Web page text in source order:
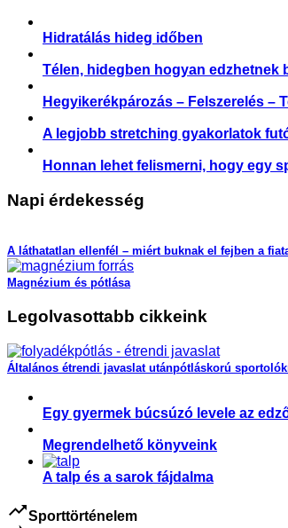
Hidratálás hideg időben
Télen, hidegben hogyan edzhetnek
Hegyikerékpározás – Felszerelés –
A legjobb stretching gyakorlatok
Honnan lehet felismerni, hogy egy
Napi érdekesség
A láthatatlan ellenfél – miért buknak el fejben a
Magnézium és pótlása
Legolvasottabb cikkeink
Általános étrendi javaslat utánpótláskorú
Egy gyermek búcsúzó levele az
Megrendelhető könyveink
A talp és a sarok fájdalma
trending_upSporttörténelem